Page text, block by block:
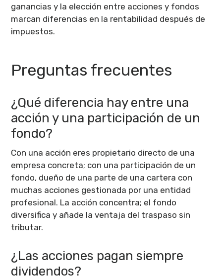
ganancias y la elección entre acciones y fondos
marcan diferencias en la rentabilidad después de
impuestos.
Preguntas frecuentes
¿Qué diferencia hay entre una
acción y una participación de un
fondo?
Con una acción eres propietario directo de una
empresa concreta; con una participación de un
fondo, dueño de una parte de una cartera con
muchas acciones gestionada por una entidad
profesional. La acción concentra; el fondo
diversifica y añade la ventaja del traspaso sin
tributar.
¿Las acciones pagan siempre
dividendos?